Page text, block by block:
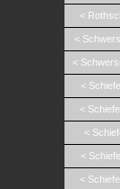
<
<
<
<
<
<
<
<